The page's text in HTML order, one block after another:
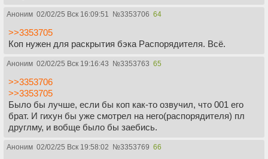
Аноним 02/02/25 Вск 16:09:51 №3353706 64
>>3353705
Коп нужен для раскрытия бэка Распорядителя. Всё.
Аноним 02/02/25 Вск 19:16:43 №3353763 65
>>3353706
>>3353705
Было бы лучше, если бы коп как-то озвучил, что 001 его
брат. И гихун бы уже смотрел на него(распорядителя) пл
друглму, и вобще было бы заебись.
Аноним 02/02/25 Вск 19:58:02 №3353769 66